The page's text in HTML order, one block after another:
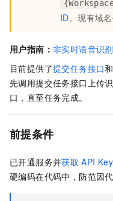
ID。现有域
用户指南： 非实时语音识别
目前提供了提交任务接口和
先调用提交任务接口上传
口，直至任务完成。
前提条件
已开通服务并获取 API Key
硬编码在代码中，防范因